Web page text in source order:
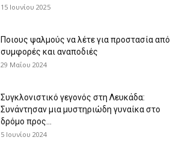
15 Ιουνίου 2025
Ποιους ψαλμούς να λέτε για προστασία από
συμφορές και αναποδιές
29 Μαΐου 2024
Συγκλονιστικό γεγονός στη Λευκάδα:
Συνάντησαν μια μυστηριώδη γυναίκα στο
δρόμο προς...
5 Ιουνίου 2024